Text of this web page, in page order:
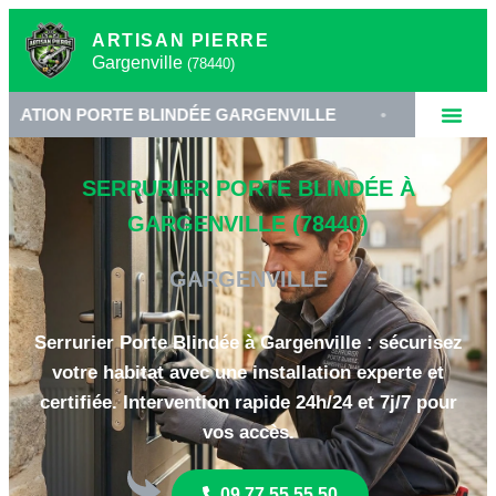
ARTISAN PIERRE
Gargenville (78440)
BLINDÉE GARGENVILLE • SERRURIER 78440
SERRURIER PORTE BLINDÉE À
GARGENVILLE (78440)
GARGENVILLE
Serrurier Porte Blindée à Gargenville : sécurisez
votre habitat avec une installation experte et
certifiée. Intervention rapide 24h/24 et 7j/7 pour
vos accès.